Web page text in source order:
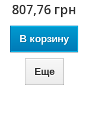
807,76 грн
В корзину
Еще